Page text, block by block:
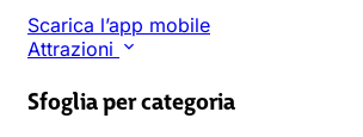
Scarica l’app mobile
Attrazioni
Sfoglia per categoria